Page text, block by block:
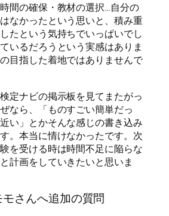
間の確保・教材の選択…自分の
なかったという思いと、積み重
たという気持ちでいっぱいでし
いるだろうという実感はありま
目指した着地ではありませんで
定ナビの掲示板を見てまたがっ
なら、「ものすごい簡単だっ
い」とかそんな感じの書き込み
。本当に情けなかったです。次
を受ける時は時間不足に陥らな
計画をしていきたいと思いま
さんへ追加の質問